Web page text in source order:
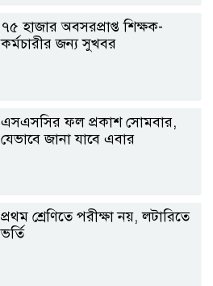
৭৫ হাজার অবসরপ্রাপ্ত শিক্ষক-
কর্মচারীর জন্য সুখবর
এসএসসির ফল প্রকাশ সোমবার,
যেভাবে জানা যাবে এবার
প্রথম শ্রেণিতে পরীক্ষা নয়, লটারিতে
ভর্তি